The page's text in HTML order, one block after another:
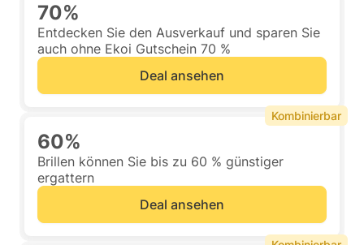
70%
Entdecken Sie den Ausverkauf und sparen Sie
auch ohne Ekoi Gutschein 70 %
Deal ansehen
60%
Brillen können Sie bis zu 60 % günstiger
ergattern
Deal ansehen
Kombinierbar